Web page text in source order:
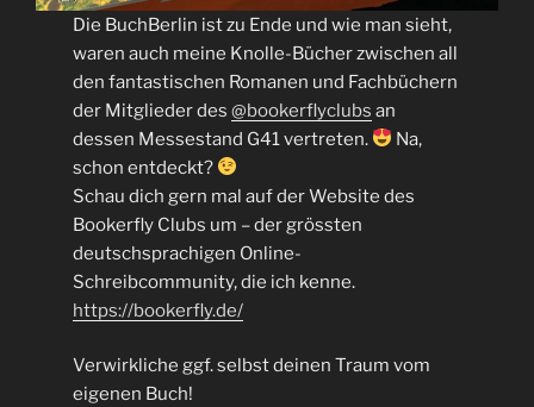
Die BuchBerlin ist zu Ende und wie man sieht,
waren auch meine Knolle-Bücher zwischen all
den fantastischen Romanen und Fachbüchern
der Mitglieder des@bookerflyclubs an
dessen Messestand G41 vertreten.
Na,
schon entdeckt?
Schau dich gern mal auf der Website des
Bookerfly Clubs um – der grössten
deutschsprachigen Online-
Schreibcommunity, die ich kenne.
https://bookerfly.de/
Verwirkliche ggf. selbst deinen Traum vom
eigenen Buch!